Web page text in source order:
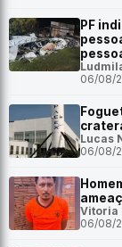
PF
06/08/
Lucas
06/08/
Vitoria
06/08/